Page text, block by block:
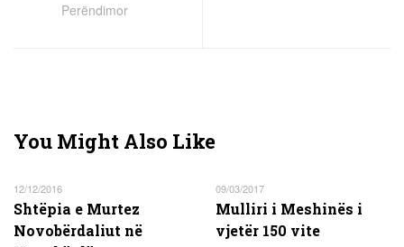
Perëndimor
You Might Also Like
12/12/2016
Shtëpia e Murtez
Novobërdaliut në
09/03/2017
Mulliri i Meshinës i
vjetër 150 vite